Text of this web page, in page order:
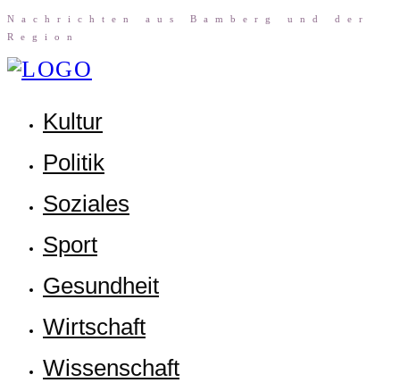
Nach­rich­ten aus Bam­berg und der
Region
Kul­tur
Poli­tik
Sozia­les
Sport
Gesund­heit
Wirt­schaft
Wis­sen­schaft